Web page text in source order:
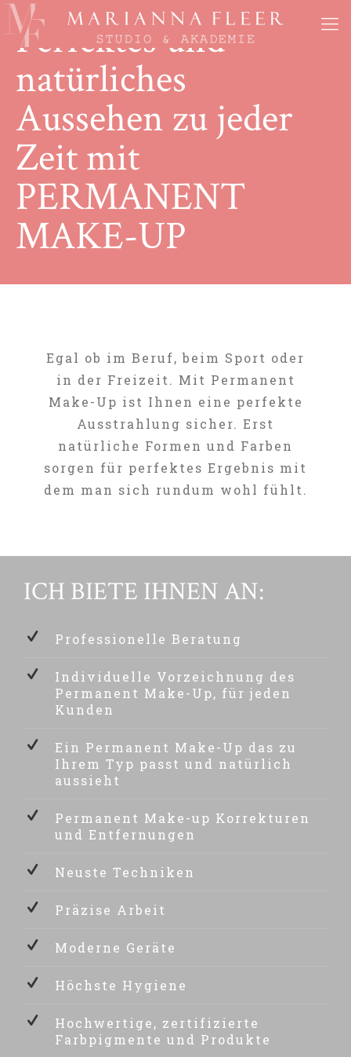
Perfektes und
natürliches
Aussehen zu jeder
Zeit mit
PERMANENT
MAKE-UP
Perfektes und
natürliches
Aussehen zu jeder
Zeit mit
PERMANENT
MAKE-UP
Egal ob im Beruf, beim Sport oder
in der Freizeit. Mit Permanent
Make-Up ist Ihnen eine perfekte
Ausstrahlung sicher. Erst
natürliche Formen und Farben
sorgen für perfektes Ergebnis mit
dem man sich rundum wohl fühlt.
ICH BIETE IHNEN AN:
Professionelle Beratung
Individuelle Vorzeichnung des
Permanent Make-Up, für jeden
Kunden
Ein Permanent Make-Up das zu
Ihrem Typ passt und natürlich
aussieht
Permanent Make-up Korrekturen
und Entfernungen
Neuste Techniken
Präzise Arbeit
Moderne Geräte
Höchste Hygiene
Hochwertige, zertifizierte
Farbpigmente und Produkte